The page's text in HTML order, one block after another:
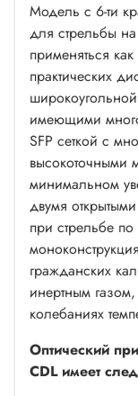
Модель с 6-ти
для стрельбы
применяться
практических
имеющими
SFP сеткой с
высокоточными
минимальном
двумя
при стрельбе
гражданских
инертным газом,
колебаниях
Оптический
CDL имеет